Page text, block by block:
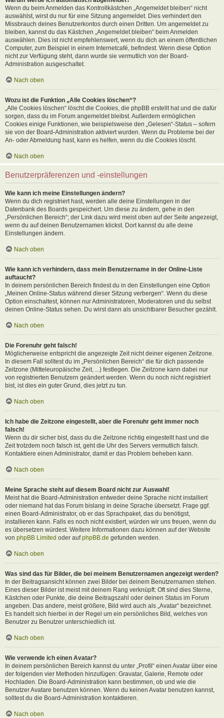
Wenn du beim Anmelden das Kontrollkästchen „Angemeldet bleiben“ nicht
auswählst, wirst du nur für eine Sitzung angemeldet. Dies verhindert den
Missbrauch deines Benutzerkontos durch einen Dritten. Um angemeldet zu
bleiben, kannst du das Kästchen „Angemeldet bleiben“ beim Anmelden
auswählen. Dies ist nicht empfehlenswert, wenn du dich an einem öffentlichen
Computer, zum Beispiel in einem Internetcafé, befindest. Wenn diese Option
nicht zur Verfügung steht, dann wurde sie vermutlich von der Board-
Administration ausgeschaltet.
Nach oben
Wozu ist die Funktion „Alle Cookies löschen“?
„Alle Cookies löschen“ löscht die Cookies, die phpBB erstellt hat und die dafür
sorgen, dass du im Forum angemeldet bleibst. Außerdem ermöglichen
Cookies einige Funktionen, wie beispielsweise den „Gelesen“-Status – sofern
sie von der Board-Administration aktiviert wurden. Wenn du Probleme bei der
An- oder Abmeldung hast, kann es helfen, wenn du die Cookies löscht.
Nach oben
Benutzerpräferenzen und -einstellungen
Wie kann ich meine Einstellungen ändern?
Wenn du dich registriert hast, werden alle deine Einstellungen in der
Datenbank des Boards gespeichert. Um diese zu ändern, gehe in den
„Persönlichen Bereich“; der Link dazu wird meist oben auf der Seite angezeigt,
wenn du auf deinen Benutzernamen klickst. Dort kannst du alle deine
Einstellungen ändern.
Nach oben
Wie kann ich verhindern, dass mein Benutzername in der Online-Liste
auftaucht?
In deinem persönlichen Bereich findest du in den Einstellungen eine Option
„Meinen Online-Status während dieser Sitzung verbergen“. Wenn du diese
Option einschaltest, können nur Administratoren, Moderatoren und du selbst
deinen Online-Status sehen. Du wirst dann als unsichtbarer Besucher gezählt.
Nach oben
Die Forenuhr geht falsch!
Möglicherweise entspricht die angezeigte Zeit nicht deiner eigenen Zeitzone.
In diesem Fall solltest du im „Persönlichen Bereich“ die für dich passende
Zeitzone (Mitteleuropäische Zeit, ...) festlegen. Die Zeitzone kann dabei nur
von registrierten Benutzern geändert werden. Wenn du noch nicht registriert
bist, ist dies ein guter Grund, dies jetzt zu tun.
Nach oben
Ich habe die Zeitzone eingestellt, aber die Forenuhr geht immer noch
falsch!
Wenn du dir sicher bist, dass du die Zeitzone richtig eingestellt hast und die
Zeit trotzdem noch falsch ist, geht die Uhr des Servers vermutlich falsch.
Kontaktiere einen Administrator, damit er das Problem beheben kann.
Nach oben
Meine Sprache steht auf diesem Board nicht zur Auswahl!
Meist hat die Board-Administration entweder deine Sprache nicht installiert
oder niemand hat das Forum bislang in deine Sprache übersetzt. Frage ggf.
einen Board-Administrator, ob er das Sprachpaket, das du benötigst,
installieren kann. Falls es noch nicht existiert, würden wir uns freuen, wenn du
es übersetzen würdest. Weitere Informationen dazu können auf der Website
von phpBB Limited oder aufphpBB.de gefunden werden.
Nach oben
Was sind das für Bilder, die bei meinem Benutzernamen angezeigt werden?
In der Beitragsansicht können zwei Bilder bei deinem Benutzernamen stehen.
Eines dieser Bilder ist meist mit deinem Rang verknüpft: Oft sind dies Sterne,
Kästchen oder Punkte, die deine Beitragszahl oder deinen Status im Forum
angeben. Das andere, meist größere, Bild wird auch als „Avatar“ bezeichnet.
Es handelt sich hierbei in der Regel um ein persönliches Bild, welches von
Benutzer zu Benutzer unterschiedlich ist.
Nach oben
Wie verwende ich einen Avatar?
In deinem persönlichen Bereich kannst du unter „Profil“ einen Avatar über eine
der folgenden vier Methoden hinzufügen: Gravatar, Galerie, Remote oder
Hochladen. Die Board-Administration kann bestimmen, ob und wie die
Benutzer Avatare benutzen können. Wenn du keinen Avatar benutzen kannst,
solltest du die Board-Administration kontaktieren.
Nach oben